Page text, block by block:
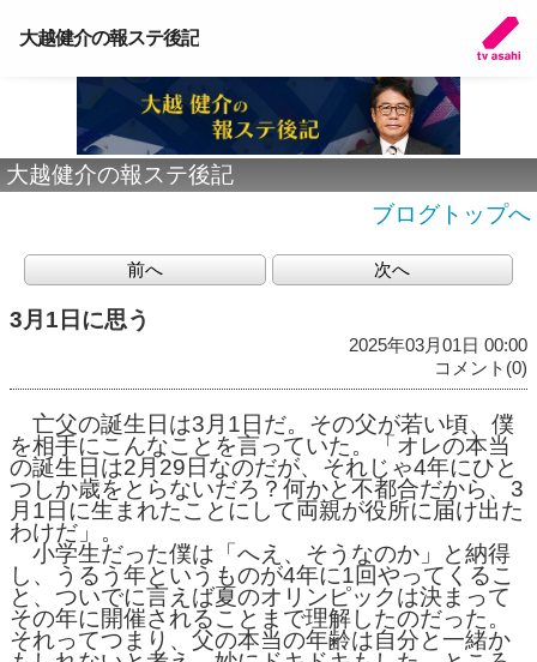
大越健介の報ステ後記
大越健介の報ステ後記
ブログトップへ
前へ 次へ
3月1日に思う
2025年03月01日 00:00
コメント(0)
亡父の誕生日は3月1日だ。その父が若い頃、僕
を相手にこんなことを言っていた。「オレの本当
の誕生日は2月29日なのだが、それじゃ4年にひと
つしか歳をとらないだろ？何かと不都合だから、3
月1日に生まれたことにして両親が役所に届け出た
わけだ」。
小学生だった僕は「へえ、そうなのか」と納得
し、うるう年というものが4年に1回やってくるこ
と、ついでに言えば夏のオリンピックは決まって
その年に開催されることまで理解したのだった。
それってつまり、父の本当の年齢は自分と一緒か